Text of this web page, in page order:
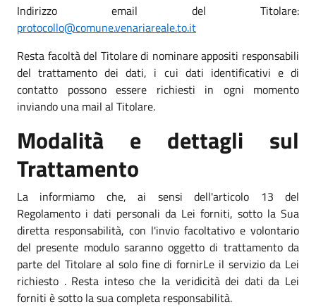
Indirizzo email del Titolare:
protocollo@comune.venariareale.to.it
Resta facoltà del Titolare di nominare appositi responsabili
del trattamento dei dati, i cui dati identificativi e di
contatto possono essere richiesti in ogni momento
inviando una mail al Titolare.
Modalità e dettagli sul
Trattamento
La informiamo che, ai sensi dell'articolo 13 del
Regolamento i dati personali da Lei forniti, sotto la Sua
diretta responsabilità, con l'invio facoltativo e volontario
del presente modulo saranno oggetto di trattamento da
parte del Titolare al solo fine di fornirLe il servizio da Lei
richiesto . Resta inteso che la veridicità dei dati da Lei
forniti è sotto la sua completa responsabilità.